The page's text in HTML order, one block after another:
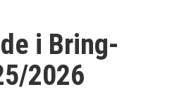
i Bring-
2026